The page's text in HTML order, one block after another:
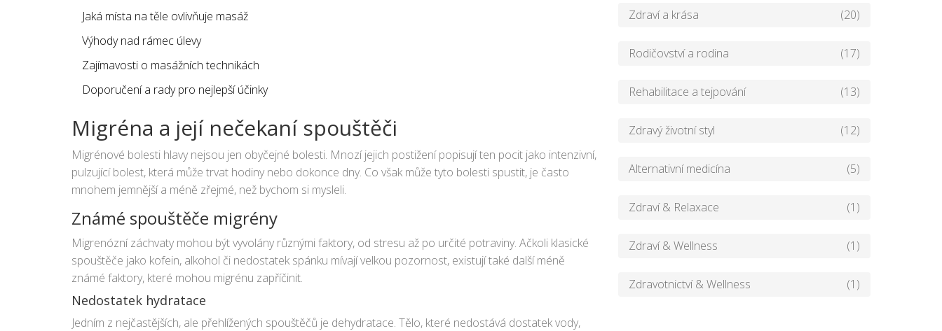
Jaká místa na těle ovlivňuje masáž
Výhody nad rámec úlevy
Zajímavosti o masážních technikách
Doporučení a rady pro nejlepší účinky
Migréna a její nečekaní spouštěči
Migrénové bolesti hlavy nejsou jen obyčejné bolesti. Mnozí jejich postižení popisují ten pocit jako intenzivní,
pulzující bolest, která může trvat hodiny nebo dokonce dny. Co však může tyto bolesti spustit, je často
mnohem jemnější a méně zřejmé, než bychom si mysleli.
Známé spouštěče migrény
Migrenózní záchvaty mohou být vyvolány různými faktory, od stresu až po určité potraviny. Ačkoli klasické
spouštěče jako kofein, alkohol či nedostatek spánku mívají velkou pozornost, existují také další méně
známé faktory, které mohou migrénu zapříčinit.
Nedostatek hydratace
Jedním z nejčastějších, ale přehlížených spouštěčů je dehydratace. Tělo, které nedostává dostatek vody,
Zdraví a krása (20)
Rodičovství a rodina (17)
Rehabilitace a tejpování (13)
Zdravý životní styl (12)
Alternativní medicína (5)
Zdraví & Relaxace (1)
Zdraví & Wellness (1)
Zdravotnictví & Wellness (1)